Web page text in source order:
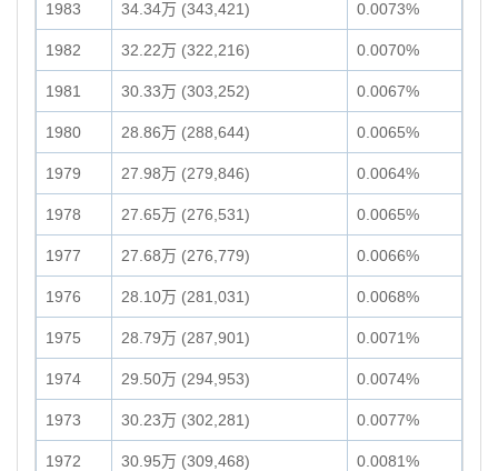
1983 34.34万 (343,421) 0.0073%
1982 32.22万 (322,216) 0.0070%
1981 30.33万 (303,252) 0.0067%
1980 28.86万 (288,644) 0.0065%
1979 27.98万 (279,846) 0.0064%
1978 27.65万 (276,531) 0.0065%
1977 27.68万 (276,779) 0.0066%
1976 28.10万 (281,031) 0.0068%
1975 28.79万 (287,901) 0.0071%
1974 29.50万 (294,953) 0.0074%
1973 30.23万 (302,281) 0.0077%
1972 30.95万 (309,468) 0.0081%